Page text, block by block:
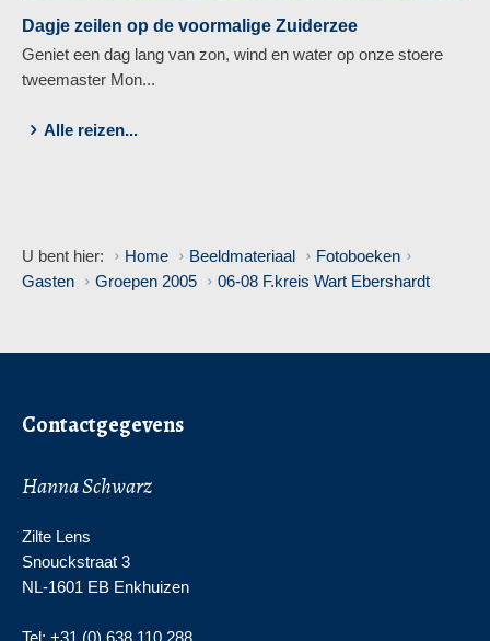
Alle reizen...
Dagje zeilen op de voormalige Zuiderzee
Geniet een dag lang van zon, wind en water op onze stoere
tweemaster Mon...
U bent hier: Home Beeldmateriaal
Fotoboeken
Gasten
Groepen 2005 06-08 F.kreis Wart Ebershardt
Contactgegevens
Hanna Schwarz
Zilte Lens
Snouckstraat 3
NL-1601 EB Enkhuizen
Tel: +31 (0) 638 110 288